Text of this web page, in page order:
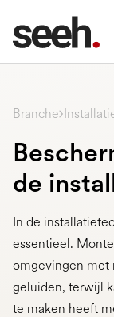
Branche
de
In de
essentieel.
omgevingen met
geluiden, terwijl
te maken heeft